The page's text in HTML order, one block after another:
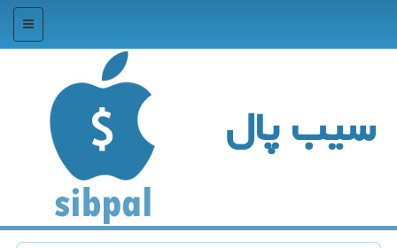
منو
سیب پال